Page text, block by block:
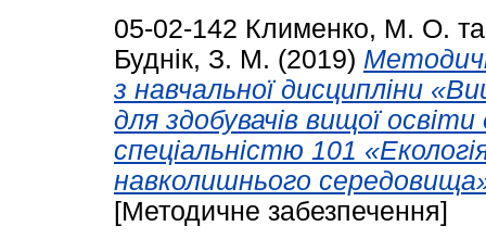
05-02-142 Клименко, М. О.
Буднік, З. М. (2019)
з навчальної дисципліни
для здобувачів вищої
спеціальністю 101
навколишнього
[Методичне забезпечення]